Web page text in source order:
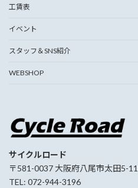
工賃表
イベント
スタッフ＆SNS紹介
WEBSHOP
サイクルロード
〒581-0037 大阪府八尾市太田5-
TEL: 072-944-3196